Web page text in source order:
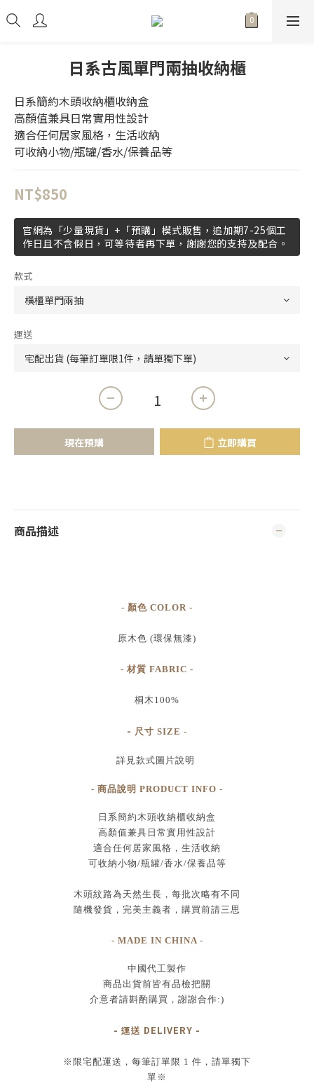
日系古風單門兩抽收納櫃
日系簡約木頭收納櫃收納盒
高顏值兼具日常實用性設計
適合任何居家風格，生活收納
可收納小物/瓶罐/香水/保養品等
NT$850
官網為「少量現貨」+「預購」模式販售，追加期7-25個工
作日且不含假日，可等待者再下單，謝謝您的支持及配合。
款式
運送
現在預購 立即購買
商品描述
- 顏色 COLOR -
原木色 (環保無漆)
- 材質 FABRIC -
桐木100%
- 尺寸 SIZE -
詳見款式圖片說明
- 商品說明 PRODUCT INFO -
日系簡約木頭收納櫃收納盒
高顏值兼具日常實用性設計
適合任何居家風格，生活收納
可收納小物/瓶罐/香水/保養品等
木頭紋路為天然生長，每批次略有不同
隨機發貨，完美主義者，購買前請三思
- MADE IN CHINA -
中國代工製作
商品出貨前皆有品檢把關
介意者請斟酌購買 ， 謝謝合作:)
- 運送 DELIVERY -
※限宅配運送，每筆訂單限 1 件，請單獨下
單 ※